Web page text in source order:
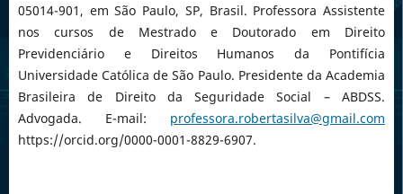
05014-901, em São Paulo, SP, Brasil. Professora Assistente
nos cursos de Mestrado e Doutorado em Direito
Previdenciário e Direitos Humanos da Pontifícia
Universidade Católica de São Paulo. Presidente da Academia
Brasileira de Direito da Seguridade Social – ABDSS.
Advogada. E-mail: professora.robertasilva@gmail.com
https://orcid.org/0000-0001-8829-6907.